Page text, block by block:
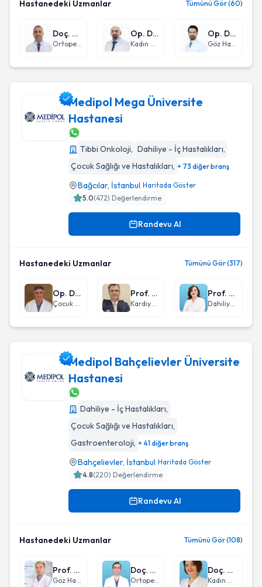
Hastanedeki Uzmanlar Tümünü Gör (60)
Doç. Dr. Suat Batar
Ortopedi ve Travmatoloji
Op. Dr. Enes Serhat Coşkun
Kadın Hastalıkları ve Doğum
Op. Dr. Metin Süleymanzade
Göz Hastalıkları
Medipol Mega Üniversite Hastanesi
Medipol Mega Üniversite
Hastanesi
Tıbbi Onkoloji, Dahiliye - İç Hastalıkları,
Çocuk Sağlığı ve Hastalıkları, + 73 diğer branş
Bağcılar, İstanbul Haritada Göster
5.0(472) Değerlendirme
Randevu Al
Hastanedeki Uzmanlar Tümünü Gör (317)
Op. Dr. Mehmet Şerif Arslan
Çocuk Cerrahisi
Prof. Dr. Bülent Demir
Kardiyoloji
Prof. Dr. Sevgi Aras
Dahiliye - İç Hastalıkları
Medipol Bahçelievler Üniversite Hastanesi
Medipol Bahçelievler Üniversite
Hastanesi
Dahiliye - İç Hastalıkları,
Çocuk Sağlığı ve Hastalıkları,
Gastroenteroloji, + 41 diğer branş
Bahçelievler, İstanbul Haritada Göster
4.8(220) Değerlendirme
Randevu Al
Hastanedeki Uzmanlar Tümünü Gör (108)
Prof. Dr. Faruk Kaya
Göz Hastalıkları
Doç. Dr. Erdinç Genç
Ortopedi ve Travmatoloji
Doç. Dr. Derya Kanza Gül
Kadın Hastalıkları ve Doğum